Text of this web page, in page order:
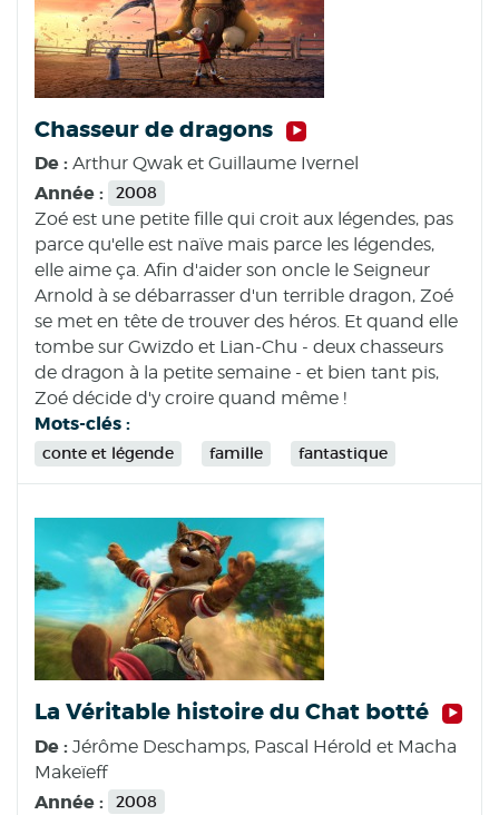
Chasseur de dragons
De : Arthur Qwak et Guillaume Ivernel
Année : 2008
Zoé est une petite fille qui croit aux légendes, pas
parce qu'elle est naïve mais parce les légendes,
elle aime ça. Afin d'aider son oncle le Seigneur
Arnold à se débarrasser d'un terrible dragon, Zoé
se met en tête de trouver des héros. Et quand elle
tombe sur Gwizdo et Lian-Chu - deux chasseurs
de dragon à la petite semaine - et bien tant pis,
Zoé décide d'y croire quand même !
Mots-clés :
conte et légende famille fantastique
La Véritable histoire du Chat botté
De : Jérôme Deschamps, Pascal Hérold et Macha
Makeïeff
Année : 2008